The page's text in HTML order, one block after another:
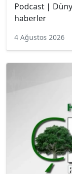
Podcast |
haberler
4 Ağustos 2026